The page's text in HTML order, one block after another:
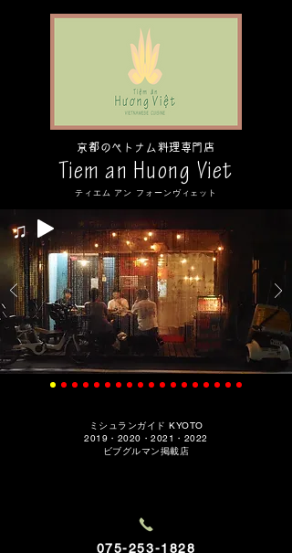
京都のベトナム料理専門店
Tiem an Huong Viet
ティエム アン フォーンヴィェット
♫
ミシュランガイド KYOTO
2019・2020・2021・2022
ビブグルマン掲載店
075-253-1828